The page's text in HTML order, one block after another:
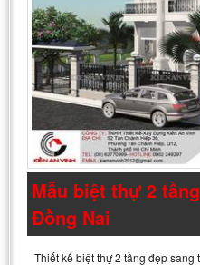
Mẫu biệt thự 2
Đồng Nai
Thiết kế biệt thự 2 tầng đẹp